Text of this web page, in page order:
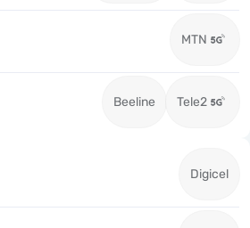
MTN
Beeline Tele2
Digicel